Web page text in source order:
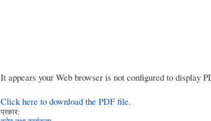
It appears your Web browser is not configured to display
Click here to download the PDF file.
प्रकार: